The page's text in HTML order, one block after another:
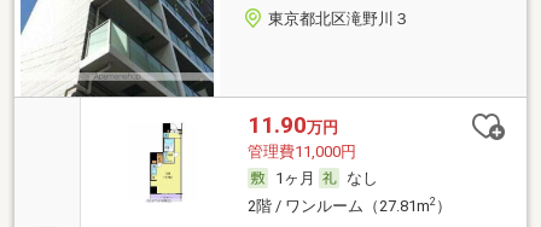
東京都北区滝野川３
11.90万円
管理費11,000円
1ヶ月
なし
2階 / ワンルーム（27.81m2）